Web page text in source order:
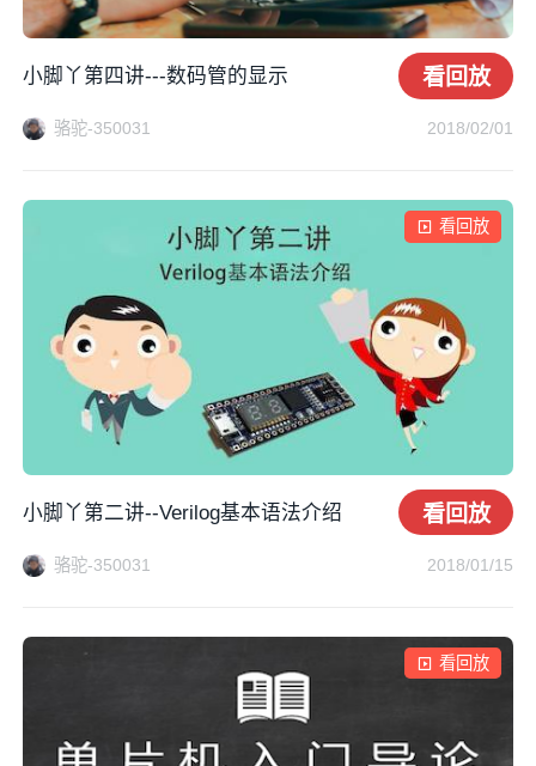
小脚丫第四讲---数码管的显示 看回放
骆驼-350031 2018/02/01
看回放
小脚丫第二讲--Verilog基本语法介绍 看回放
骆驼-350031 2018/01/15
看回放